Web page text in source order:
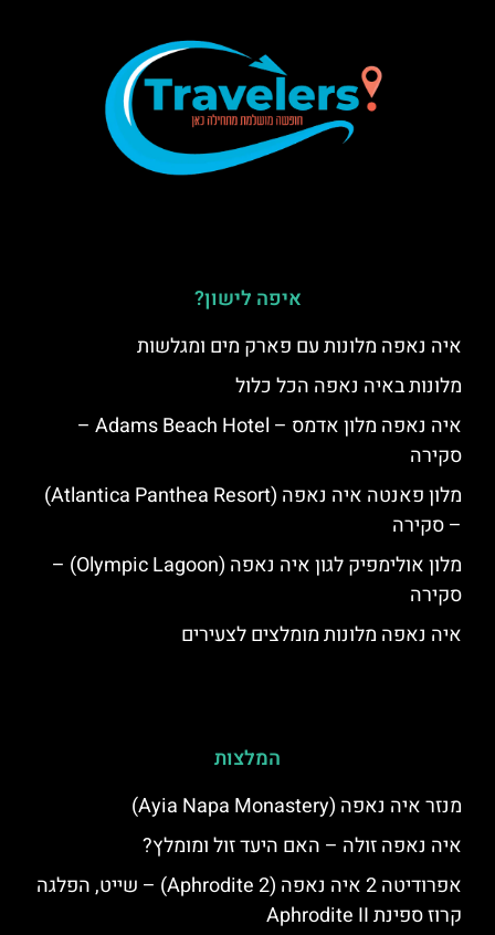
איפה לישון?
איה נאפה מלונות עם פארק מים ומגלשות
מלונות באיה נאפה הכל כלול
איה נאפה מלון אדמס – Adams Beach Hotel –
סקירה
מלון פאנטה איה נאפה (Atlantica Panthea Resort)
– סקירה
מלון אולימפיק לגון איה נאפה (Olympic Lagoon) –
סקירה
איה נאפה מלונות מומלצים לצעירים
המלצות
מנזר איה נאפה (Ayia Napa Monastery)
איה נאפה זולה – האם היעד זול ומומלץ?
אפרודיטה 2 איה נאפה (Aphrodite 2) – שייט, הפלגה
קרוז ספינת Aphrodite II